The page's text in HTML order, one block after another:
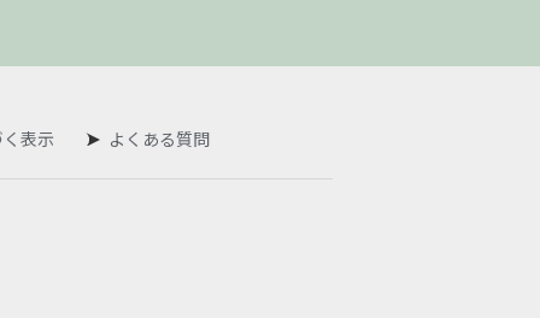
表示 よくある質問